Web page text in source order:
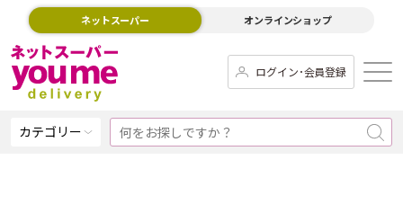
ネットスーパー オンラインショップ
ログイン･会員登録
カテゴリー